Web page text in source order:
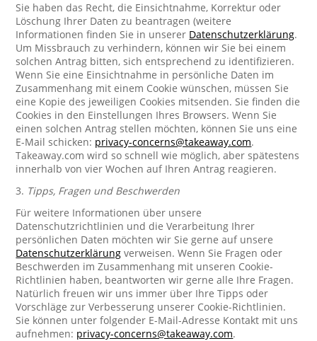
Sie haben das Recht, die Einsichtnahme, Korrektur oder
Löschung Ihrer Daten zu beantragen (weitere
Informationen finden Sie in unserer Datenschutzerklärung.
Um Missbrauch zu verhindern, können wir Sie bei einem
solchen Antrag bitten, sich entsprechend zu identifizieren.
Wenn Sie eine Einsichtnahme in persönliche Daten im
Zusammenhang mit einem Cookie wünschen, müssen Sie
eine Kopie des jeweiligen Cookies mitsenden. Sie finden die
Cookies in den Einstellungen Ihres Browsers. Wenn Sie
einen solchen Antrag stellen möchten, können Sie uns eine
E-Mail schicken: privacy-concerns@takeaway.com.
Takeaway.com wird so schnell wie möglich, aber spätestens
innerhalb von vier Wochen auf Ihren Antrag reagieren.
3. Tipps, Fragen und Beschwerden
Für weitere Informationen über unsere
Datenschutzrichtlinien und die Verarbeitung Ihrer
persönlichen Daten möchten wir Sie gerne auf unsere
Datenschutzerklärung verweisen. Wenn Sie Fragen oder
Beschwerden im Zusammenhang mit unseren Cookie-
Richtlinien haben, beantworten wir gerne alle Ihre Fragen.
Natürlich freuen wir uns immer über Ihre Tipps oder
Vorschläge zur Verbesserung unserer Cookie-Richtlinien.
Sie können unter folgender E-Mail-Adresse Kontakt mit uns
aufnehmen: privacy-concerns@takeaway.com.